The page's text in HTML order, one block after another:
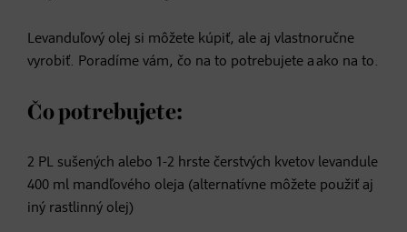
Levanduľový olej si môžete kúpiť, ale aj vlastnoručne
vyrobiť. Poradíme vám, čo na to potrebujete a ako na to.
Čo potrebujete:
2 PL sušených alebo 1-2 hrste čerstvých kvetov levandule
400 ml mandľového oleja (alternatívne môžete použiť aj
iný rastlinný olej)